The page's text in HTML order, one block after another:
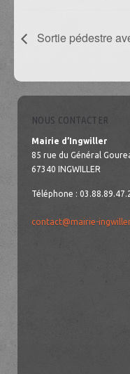
Sortie pédestre
NOUS CONTACTER
Mairie d’Ingwiller
85 rue du Général
67340 INGWILLER
Téléphone :
contact@mairie-